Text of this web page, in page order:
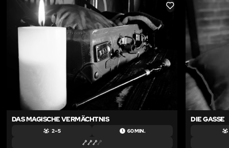
LIKE
DAS MAGISCHE VERMÄCHTNIS
2 – 5 60 MIN.
DIE GASSE